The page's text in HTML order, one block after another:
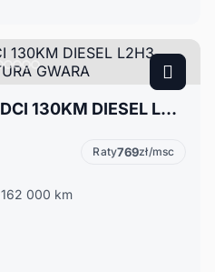
Ford Transit VII 2.0 TDCI 130KM DIESEL L2H3 KLIMA SERWIS ASO FAKTURA GWARA
Raty769zł/msc
162 000 km